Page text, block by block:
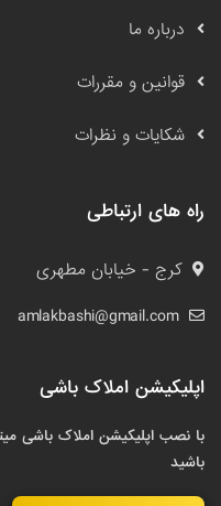
درباره ما
قوانین و مقررات
شکایات و نظرات
راه های ارتباطی
کرج - خیابان مطهری
amlakbashi@gmail.com
اپلیکیشن املاک باشی
با نصب اپلیکیشن املاک باشی
باشید